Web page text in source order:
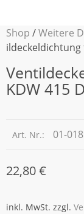
Shop /Weitere
ildeckeldichtung
KDW 415 D
Art. Nr.: 01-
22,80€
inkl. MwSt. zzgl.